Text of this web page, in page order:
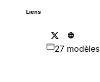
Liens
27 modèles